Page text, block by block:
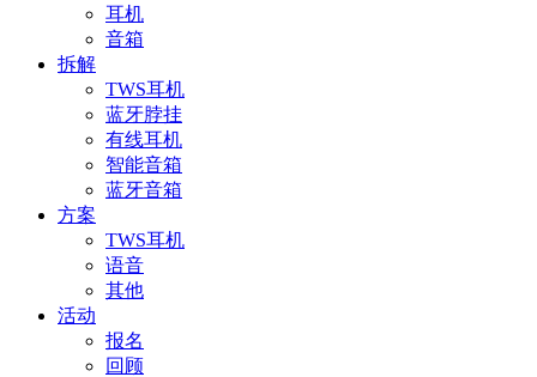
耳机
音箱
拆解
TWS耳机
蓝牙脖挂
有线耳机
智能音箱
蓝牙音箱
方案
TWS耳机
语音
其他
活动
报名
回顾